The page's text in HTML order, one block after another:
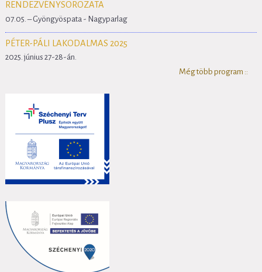
RENDEZVÉNYSOROZATA
07.05. – Gyöngyöspata - Nagyparlag
PÉTER-PÁLI LAKODALMAS 2025
2025. június 27-28-án.
Még több program ::